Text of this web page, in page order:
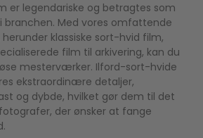
er legendariske og betragtes som
branchen. Med vores omfattende
klassiske sort-hvid film,
film til arkivering, kan du
mesterværker. Ilford-sort-hvide
ekstraordinære detaljer,
og dybde, hvilket gør dem til det
der ønsker at fange